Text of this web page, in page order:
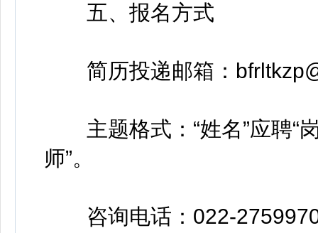
五、报名方式
简历投递邮箱：
主题格式：“姓名”应聘“岗
师”。
咨询电话：022-